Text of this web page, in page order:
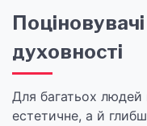
духовності
Для багатьох
естетичне, а й